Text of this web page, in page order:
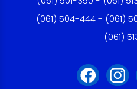
(061) 504-444 - (061)
(061)